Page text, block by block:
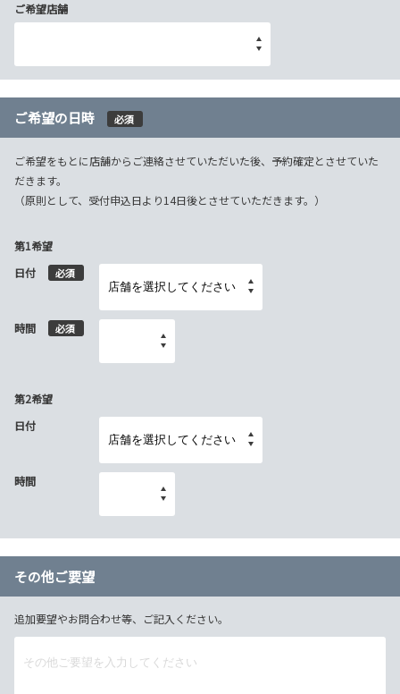
ご希望店舗
ご希望の日時 必須
ご希望をもとに店舗からご連絡させていただいた後、予約確定とさせていた
だきます。
（原則として、受付申込日より14日後とさせていただきます。）
第1希望
日付
必須
時間 必須
第2希望
日付
時間
その他ご要望
追加要望やお問合わせ等、ご記入ください。